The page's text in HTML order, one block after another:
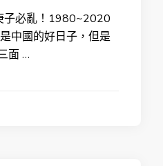
子必亂！1980~2020
中國的好日子，但是
面 …